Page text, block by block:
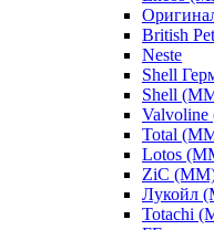
British
Neste
Shell
Shell
Total
Lotos
ZiC
Лукойл
Totachi